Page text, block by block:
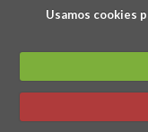
Usamos cookies